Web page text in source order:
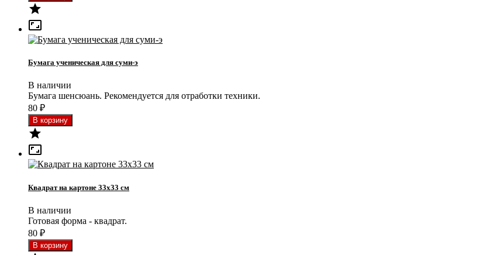


Бумага ученическая для суми-э
В наличии
Бумага шенсюань. Рекомендуется для отработки техники.
80 ₽


Квадрат на картоне 33x33 см
В наличии
Готовая форма - квадрат.
80 ₽